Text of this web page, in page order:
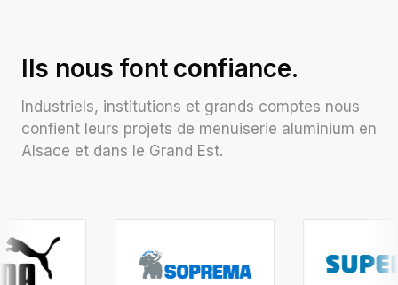
Ils nous font confiance.
Industriels, institutions et grands comptes nous
confient leurs projets de menuiserie aluminium en
Alsace et dans le Grand Est.